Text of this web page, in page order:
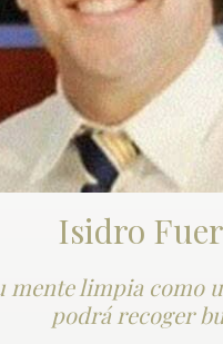
Isidro
mente limpia como
podrá recoger